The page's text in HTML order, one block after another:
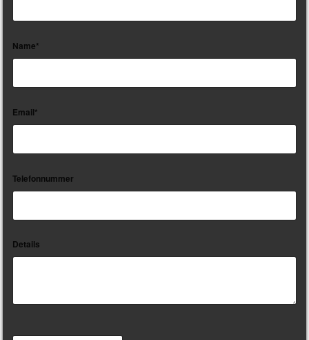
Name*
Email*
Telefonnummer
Details